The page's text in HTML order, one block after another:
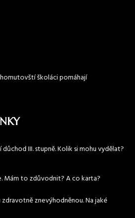
školáci pomáhají
důchod III. stupně. Kolik si mohu vydělat?
Mám to zdůvodnit? A co karta?
znevýhodněnou. Na jaké